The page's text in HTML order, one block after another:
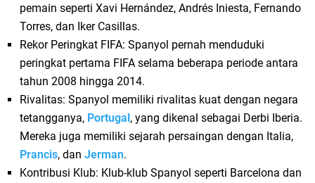
pemain seperti Xavi Hernández, Andrés Iniesta, Fernando
Torres, dan Iker Casillas.
Rekor Peringkat FIFA: Spanyol pernah menduduki
peringkat pertama FIFA selama beberapa periode antara
tahun 2008 hingga 2014.
Rivalitas: Spanyol memiliki rivalitas kuat dengan negara
tetangganya, Portugal, yang dikenal sebagai Derbi Iberia.
Mereka juga memiliki sejarah persaingan dengan Italia,
Prancis, danJerman.
Kontribusi Klub: Klub-klub Spanyol seperti Barcelona dan